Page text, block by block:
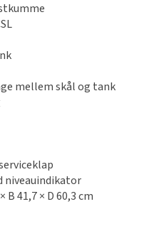
mellem skål og tank
niveauindikator
41,7 × D 60,3 cm